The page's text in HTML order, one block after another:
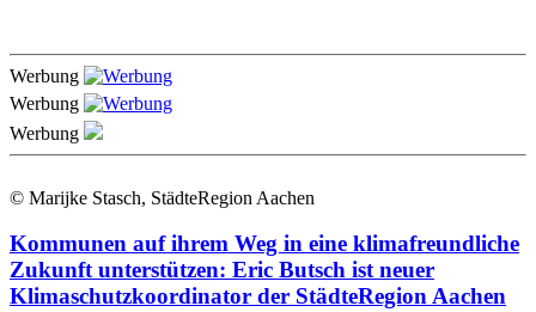
Werbung
Werbung
Werbung
© Marijke Stasch, StädteRegion Aachen
Kommunen auf ihrem Weg in eine klimafreundliche
Zukunft unterstützen: Eric Butsch ist neuer
Klimaschutzkoordinator der StädteRegion Aachen